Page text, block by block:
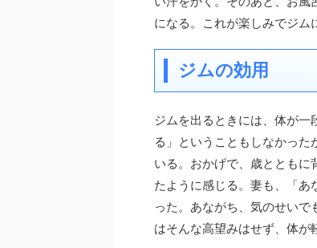
になる。これが楽しみでジム
ジムの効用
ジムを出るときには、体が一
る」ということもしなかっ
いる。おかげで、歳とともに
たように感じる。妻も、「
った。あながち、気のせい
はそんな高望みはせず、体が